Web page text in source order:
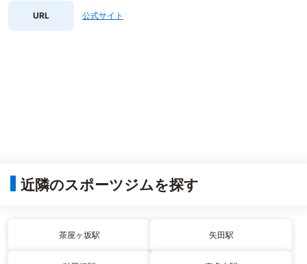
URL 公式サイト
近隣のスポーツジムを探す
茶屋ヶ坂駅 矢田駅